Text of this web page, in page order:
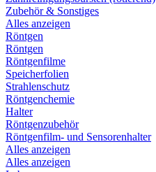
Zubehör & Sonstiges
Alles anzeigen
Röntgen
Röntgen
Röntgenfilme
Speicherfolien
Strahlenschutz
Röntgenchemie
Halter
Röntgenzubehör
Röntgenfilm- und Sensorenhalter
Alles anzeigen
Alles anzeigen